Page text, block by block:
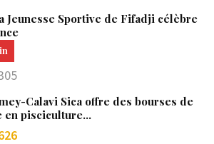
Jeunesse Sportive de Fifadji célèbre
Calavi Sica offre des bourses de
en pisciculture…